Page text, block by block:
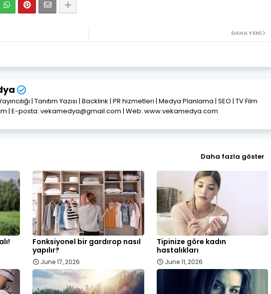
DAHA YENI
| Tanıtım Yazısı | Backlink | PR hizmetleri | Medya Planlama | SEO | TV Film
| E-posta: vekamedya@gmail.com | Web: www.vekamedya.com
Daha fazla göster
Fonksiyonel bir gardırop nasıl
yapılır?
June 17, 2026
Tipinize göre kadın
hastalıkları
June 11, 2026